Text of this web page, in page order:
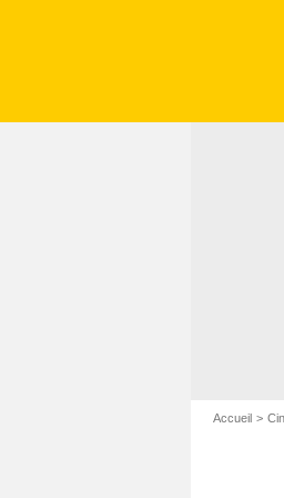
Accueil